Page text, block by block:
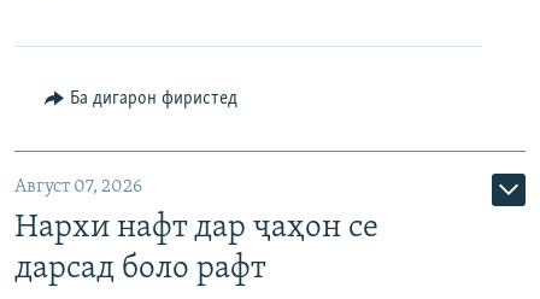
Ба дигарон фиристед
Август 07, 2026
Нархи нафт дар ҷаҳон се
дарсад боло рафт